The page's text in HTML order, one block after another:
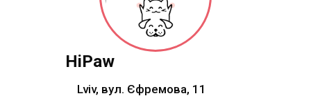
HiPaw
Lviv, вул. Єфремова, 11